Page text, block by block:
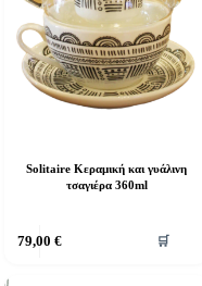
Solitaire Κεραμική και γυάλινη
τσαγιέρα 360ml
79,00 € 🛒